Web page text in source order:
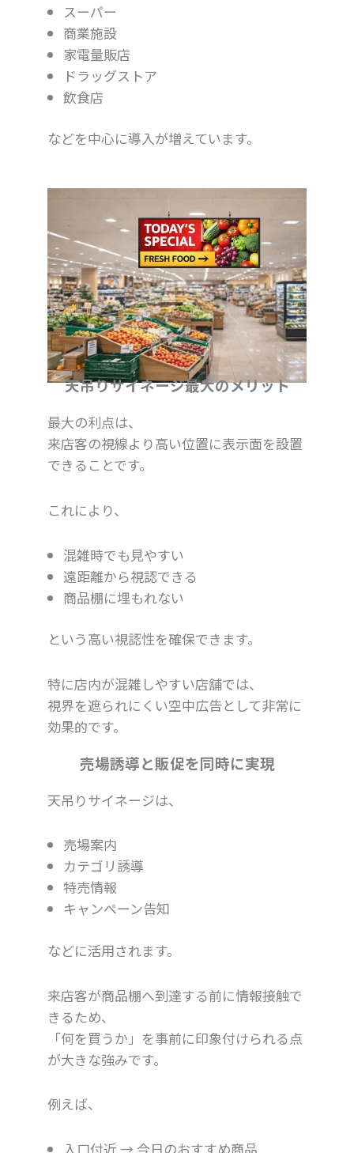
スーパー
商業施設
家電量販店
ドラッグストア
飲食店
などを中心に導入が増えています。
天吊りサイネージ最大のメリット
最大の利点は、
来店客の視線より高い位置に表示面を設置
できることです。
これにより、
混雑時でも見やすい
遠距離から視認できる
商品棚に埋もれない
という高い視認性を確保できます。
特に店内が混雑しやすい店舗では、
視界を遮られにくい空中広告として非常に
効果的です。
売場誘導と販促を同時に実現
天吊りサイネージは、
売場案内
カテゴリ誘導
特売情報
キャンペーン告知
などに活用されます。
来店客が商品棚へ到達する前に情報接触で
きるため、
「何を買うか」を事前に印象付けられる点
が大きな強みです。
例えば、
入口付近 → 今日のおすすめ商品